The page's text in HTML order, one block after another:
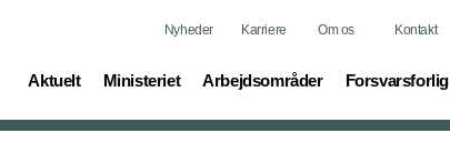
Nyheder Karriere Om os Kontakt
Aktuelt
(current) Ministeriet
(current) Arbejdsområder
(current) Forsvarsforlig
(current)